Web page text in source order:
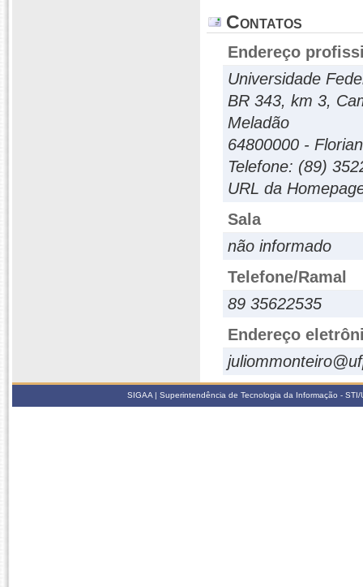
Contatos
Endereço
Universidade
BR 343, km 3,
Meladão
64800000 -
Telefone: (89)
URL da
Sala
não informado
Telefone/Ramal
89 35622535
Endereço
SIGAA | Superintendência de Tecnologia da Informação -